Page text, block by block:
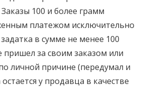
100 и более грамм
платежом исключительно
в сумме не менее 100
пришел за своим заказом или
личной причине (передумал и
у продавца в качестве